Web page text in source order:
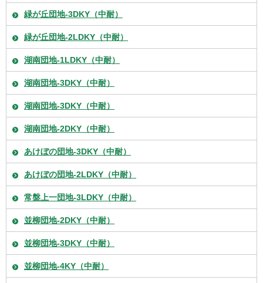
緑が丘団地-3DKY（中耐）
緑が丘団地-2LDKY（中耐）
湖南団地-1LDKY（中耐）
湖南団地-3DKY（中耐）
湖南団地-3DKY（中耐）
湖南団地-2DKY（中耐）
あけぼの団地-3DKY（中耐）
あけぼの団地-2LDKY（中耐）
常盤上一団地-3LDKY（中耐）
並柳団地-2DKY（中耐）
並柳団地-3DKY（中耐）
並柳団地-4KY（中耐）